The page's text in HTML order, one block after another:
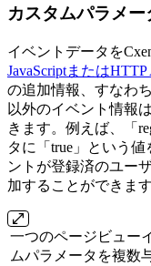
カスタムパラメー
イベントデータを
JavaScriptまたはHTTP
の追加情報、すなわ
以外のイベント情報
きます。例えば、「
タに「true」という
ントが登録済のユー
加することができます
一つのページビュー
ムパラメータを複数